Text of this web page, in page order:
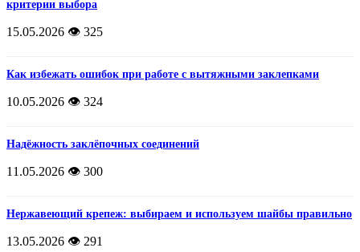
критерии выбора
15.05.2026 👁️ 325
Как избежать ошибок при работе с вытяжными заклепками
10.05.2026 👁️ 324
Надёжность заклёпочных соединений
11.05.2026 👁️ 300
Нержавеющий крепеж: выбираем и используем шайбы правильно
13.05.2026 👁️ 291